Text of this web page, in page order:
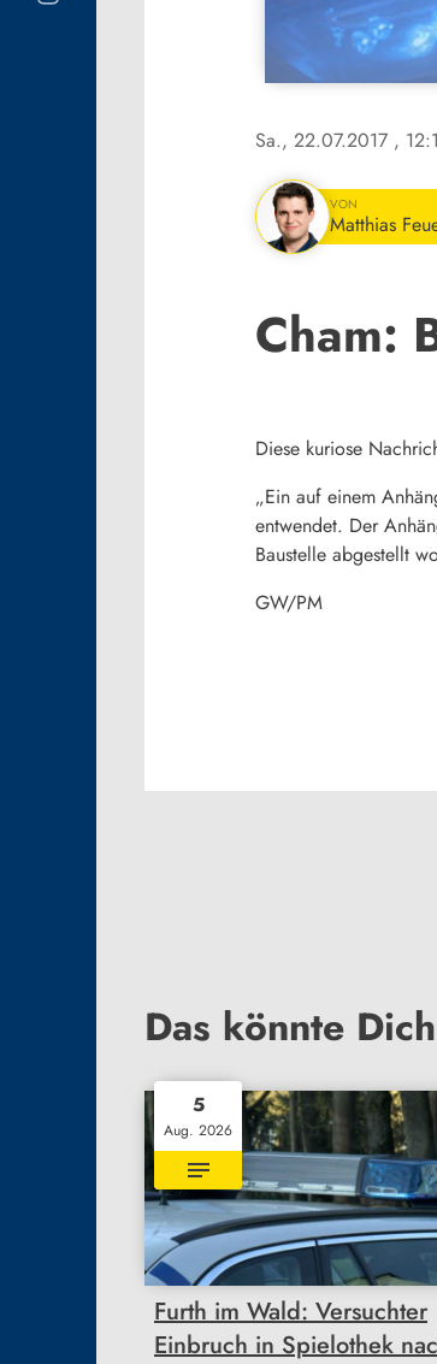
Sa., 22.07.2017 ,
VON
Matthias
Cham:
Diese kuriose
„Ein auf einem
entwendet. Der
Baustelle abgestellt
GW/PM
Das könnte
5
Aug. 2026
Furth im Wald: Versuchter
Einbruch in Spielothek